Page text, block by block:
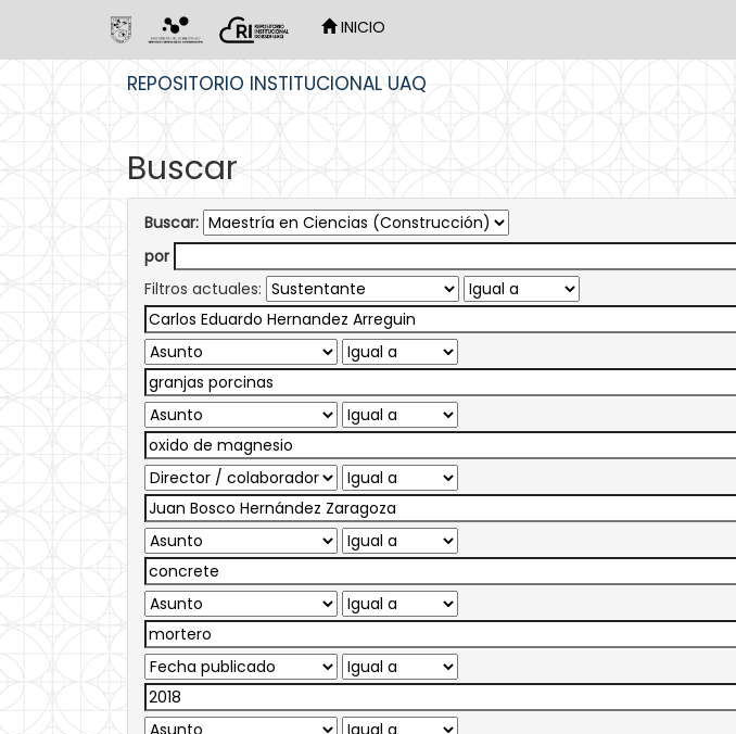
INICIO
REPOSITORIO INSTITUCIONAL UAQ
Buscar
Buscar:
por
Filtros actuales: